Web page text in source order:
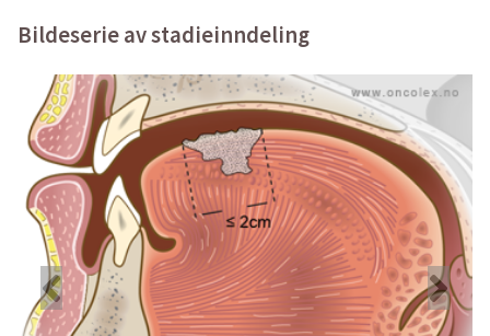
Bildeserie av stadieinndeling
Forrige